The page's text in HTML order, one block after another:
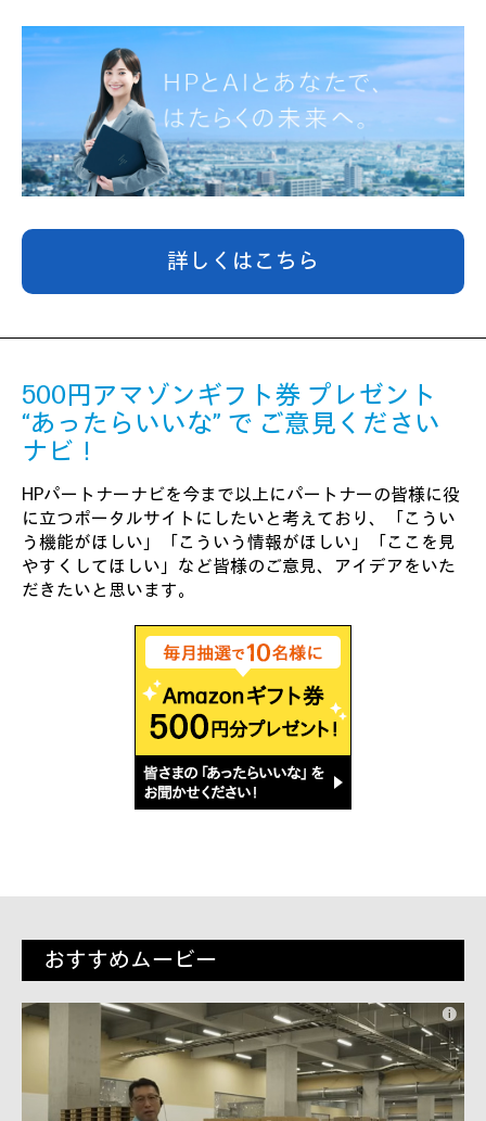
詳しくはこちら
500円アマゾンギフト券 プレゼント
“あったらいいな” で ご意見ください
ナビ！
HPパートナーナビを今まで以上にパートナーの皆様に役
に立つポータルサイトにしたいと考えており、「こうい
う機能がほしい」「こういう情報がほしい」「ここを見
やすくしてほしい」など皆様のご意見、アイデアをいた
だきたいと思います。
おすすめムービー